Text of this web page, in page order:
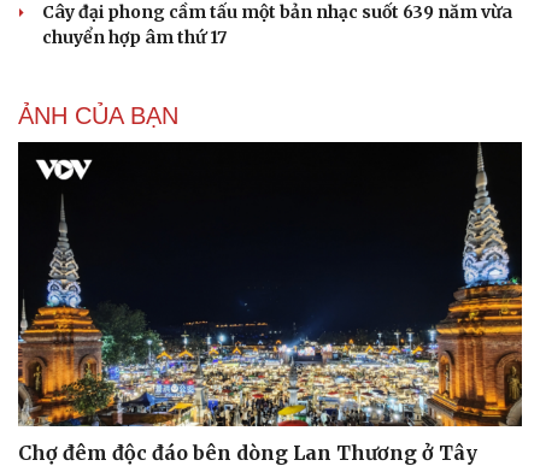
Du lịch
Tư vấn
check-in
Podcast
Hạt giống tâm hồn
Cây đại phong cầm tấu một bản nhạc suốt 639 năm vừa
chuyển hợp âm thứ 17
ẢNH CỦA BẠN
Chợ đêm độc đáo bên dòng Lan Thương ở Tây